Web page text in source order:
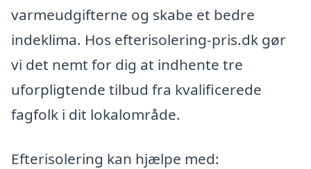
varmeudgifterne og skabe et bedre
indeklima. Hos efterisolering-pris.dk gør
vi det nemt for dig at indhente tre
uforpligtende tilbud fra kvalificerede
fagfolk i dit lokalområde.
Efterisolering kan hjælpe med: